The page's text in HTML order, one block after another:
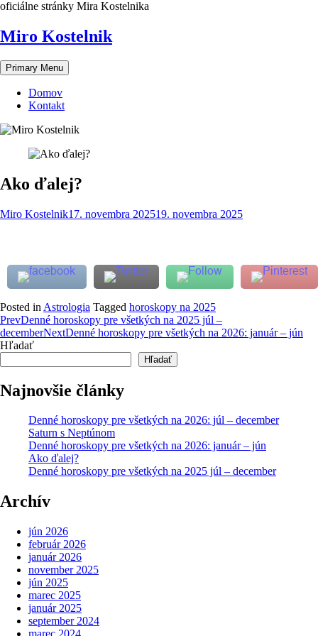
Skip
content
oficiálne stránky Mira Kostelnika
Miro Kostelnik
Primary Menu
Domov
Kontakt
Ako ďalej?
Miro Kostelnik17. novembra 202519. novembra 2025
Posted in Astrologia Tagged horoskopy na 2025
Post
navigation
PrevDenné horoskopy pre všetkých na 2025 júl –
decemberNextDenné horoskopy pre všetkých na 2026: január – jún
Hľadať
Hľadať
Najnovšie články
Denné horoskopy pre všetkých na 2026: júl – december
Saturn s Neptúnom
Denné horoskopy pre všetkých na 2026: január – jún
Ako ďalej?
Denné horoskopy pre všetkých na 2025 júl – december
Archív
jún 2026
február 2026
január 2026
november 2025
jún 2025
marec 2025
január 2025
september 2024